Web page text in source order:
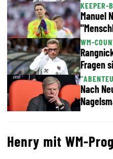
KEEPER-
Manuel
WM-
Fragen
Nach
Henry mit WM-